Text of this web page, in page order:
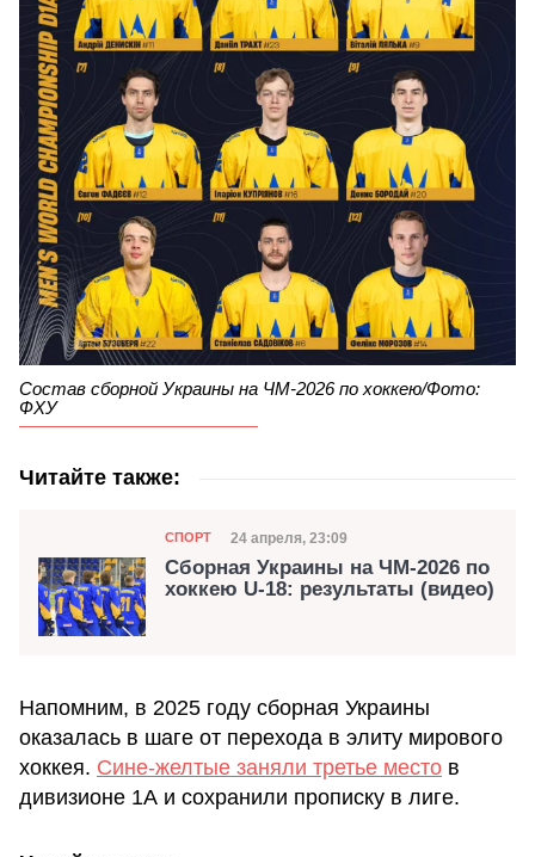
Состав сборной Украины на ЧМ-2026 по хоккею/Фото:
ФХУ
Читайте также:
Категория
СПОРТ Дата публикации
24 апреля, 23:09
Сборная Украины на ЧМ-2026 по
хоккею U-18: результаты (видео)
Напомним, в 2025 году сборная Украины
оказалась в шаге от перехода в элиту мирового
хоккея. Сине-желтые заняли третье место в
дивизионе 1А и сохранили прописку в лиге.